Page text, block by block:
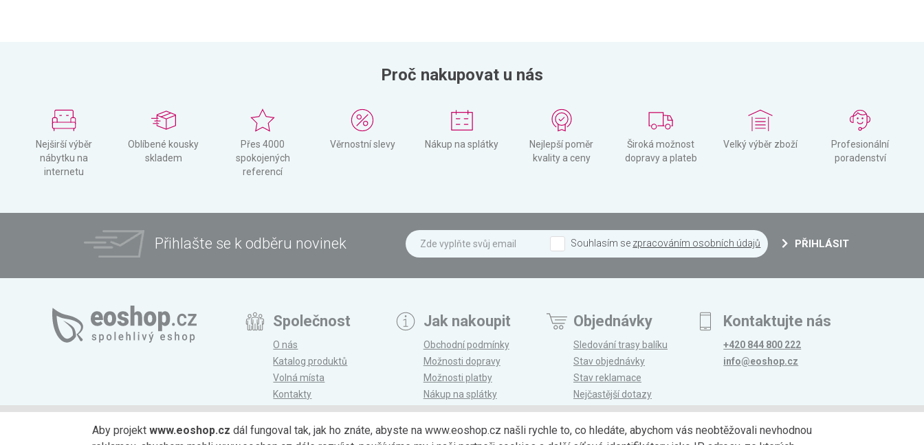
Proč nakupovat u nás
Nejširší výběr
nábytku na
internetu
Oblíbené kousky
skladem
Přes 4000
spokojených
referencí
Věrnostní slevy Nákup na splátky
Nejlepší poměr
kvality a ceny
Široká možnost
dopravy a plateb
Velký výběr zboží
Profesionální
poradenství
Přihlašte se k odběru novinek Souhlasím se zpracováním osobních údajů PŘIHLÁSIT
Společnost
O nás
Katalog produktů
Volná místa
Kontakty
Magazín
Jak nakoupit
Obchodní podmínky
Možnosti dopravy
Možnosti platby
Nákup na splátky
Reklamace a vrácení
Objednávky
Sledování trasy balíku
Stav objednávky
Stav reklamace
Nejčastější dotazy
Kontaktujte nás
+420 844 800 222
info@eoshop.cz
Aby projektwww.eoshop.cz dál fungoval tak, jak ho znáte, abyste na www.eoshop.cz našli rychle to, co hledáte, abychom vás neobtěžovali nevhodnou